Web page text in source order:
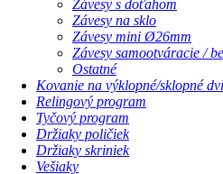
Závesy s doťahom
Závesy na sklo
Závesy mini Ø26mm
Závesy samootváracie /
Ostatné
Kovanie na výklopné/sklopné
Relingový program
Tyčový program
Držiaky poličiek
Držiaky skriniek
Vešiaky